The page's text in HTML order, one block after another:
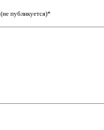
(не публикуется)*